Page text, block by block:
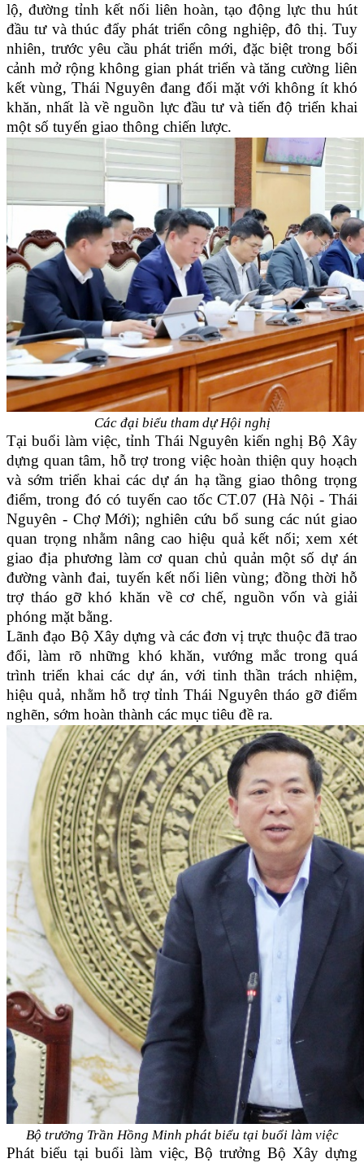
lộ, đường tỉnh kết nối liên hoàn, tạo động lực thu hút
đầu tư và thúc đẩy phát triển công nghiệp, đô thị. Tuy
nhiên, trước yêu cầu phát triển mới, đặc biệt trong bối
cảnh mở rộng không gian phát triển và tăng cường liên
kết vùng, Thái Nguyên đang đối mặt với không ít khó
khăn, nhất là về nguồn lực đầu tư và tiến độ triển khai
một số tuyến giao thông chiến lược.
Các đại biểu tham dự Hội nghị
Tại buổi làm việc, tỉnh Thái Nguyên kiến nghị Bộ Xây
dựng quan tâm, hỗ trợ trong việc hoàn thiện quy hoạch
và sớm triển khai các dự án hạ tầng giao thông trọng
điểm, trong đó có tuyến cao tốc CT.07 (Hà Nội - Thái
Nguyên - Chợ Mới); nghiên cứu bổ sung các nút giao
quan trọng nhằm nâng cao hiệu quả kết nối; xem xét
giao địa phương làm cơ quan chủ quản một số dự án
đường vành đai, tuyến kết nối liên vùng; đồng thời hỗ
trợ tháo gỡ khó khăn về cơ chế, nguồn vốn và giải
phóng mặt bằng.
Lãnh đạo Bộ Xây dựng và các đơn vị trực thuộc đã trao
đổi, làm rõ những khó khăn, vướng mắc trong quá
trình triển khai các dự án, với tinh thần trách nhiệm,
hiệu quả, nhằm hỗ trợ tỉnh Thái Nguyên tháo gỡ điểm
nghẽn, sớm hoàn thành các mục tiêu đề ra.
Bộ trưởng Trần Hồng Minh phát biểu tại buổi làm việc
Phát biểu tại buổi làm việc, Bộ trưởng Bộ Xây dựng